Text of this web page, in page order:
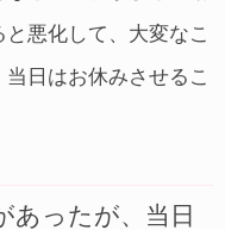
悪化して、大変なこ
日はお休みさせるこ
あったが、当日